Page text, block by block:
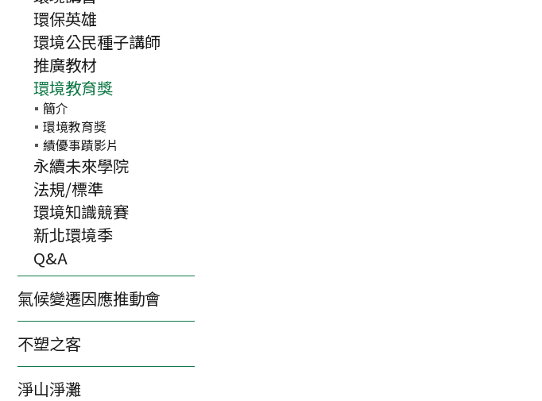
環保英雄
環境公民種子講師
推廣教材
環境教育獎
簡介
環境教育獎
績優事蹟影片
永續未來學院
法規/標準
環境知識競賽
新北環境季
Q&A
氣候變遷因應推動會
不塑之客
淨山淨灘